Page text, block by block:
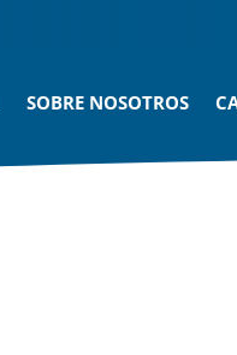
SOBRE NOSOTROS